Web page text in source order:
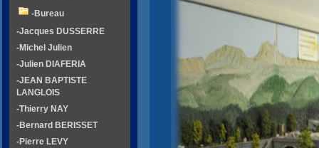
-Bureau
-Jacques DUSSERRE
-Michel Julien
-Julien DIAFERIA
-JEAN BAPTISTE
LANGLOIS
-Thierry NAY
-Bernard BERISSET
-Pierre LEVY